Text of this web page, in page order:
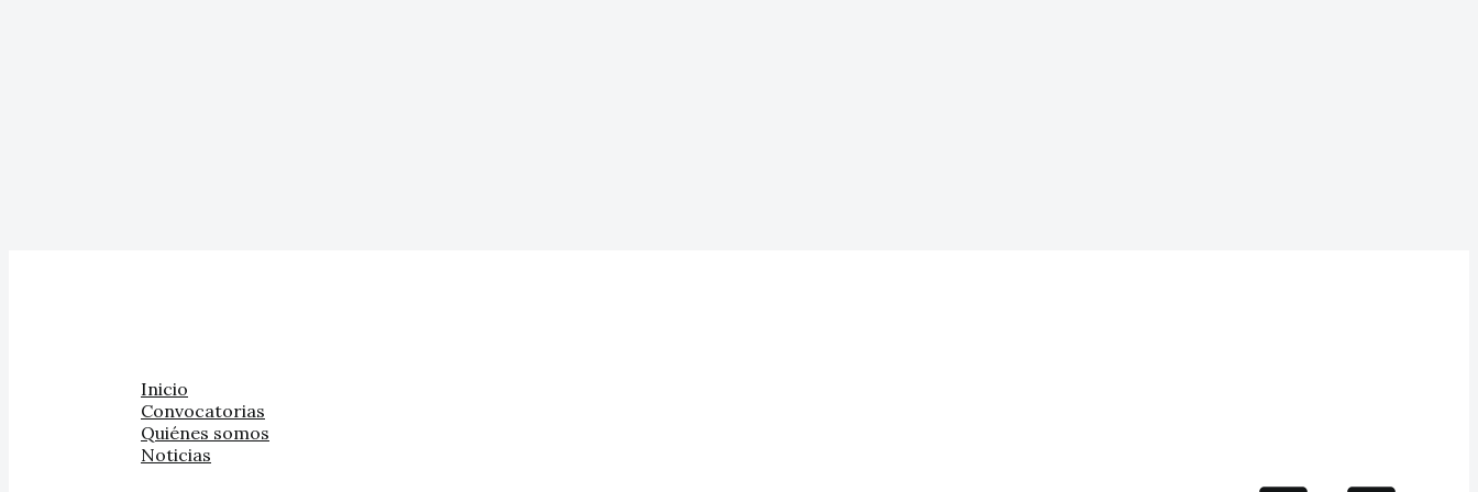
Inicio
Convocatorias
Quiénes somos
Noticias